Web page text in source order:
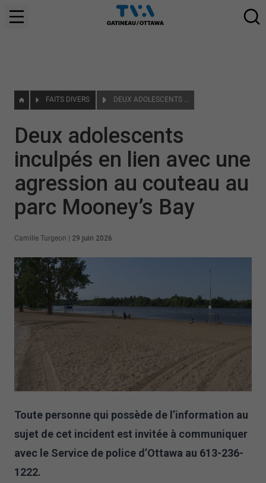
FAITS DIVERS DEUX ADOLESCENTS INCULPÉS EN LIEN AVEC UNE AGRESSION AU COUTEAU AU PARC MOONEY’S BAY
Deux adolescents
inculpés en lien avec une
agression au couteau au
parc Mooney’s Bay
Camille Turgeon 29 juin 2026
Toute personne qui possède de l’information au
sujet de cet incident est invitée à communiquer
avec le Service de police d’Ottawa au 613-236-
1222.